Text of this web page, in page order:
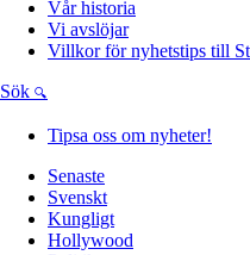
Vår historia
Vi avslöjar
Villkor för nyhetstips till
Sök
Tipsa oss om nyheter!
Senaste
Svenskt
Kungligt
Hollywood